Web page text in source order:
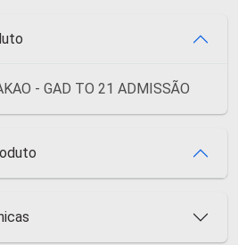
- GAD TO 21 ADMISSÃO